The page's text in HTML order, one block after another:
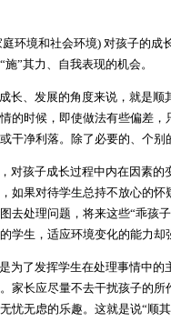
环境和社会环境) 对孩子的成
施”其力、自我表现的机会。
长、发展的角度来说，就是顺
的时候，即使做法有些偏差
干净利落。除了必要的、个别
对孩子成长过程中内在因素的
如果对待学生总持不放心的
去处理问题，将来这些“乖孩
学生，适应环境变化的能力却
为了发挥学生在处理事情中的
家长应尽量不去干扰孩子的
忧无虑的乐趣。这就是说“顺